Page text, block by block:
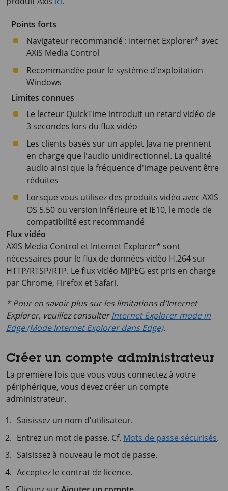
Points forts
Navigateur recommandé : Internet Explorer* avec
AXIS Media Control
Recommandée pour le système d'exploitation
Windows
Limites connues
Le lecteur QuickTime introduit un retard vidéo de
3 secondes lors du flux vidéo
Les clients basés sur un applet Java ne prennent
en charge que l'audio unidirectionnel. La qualité
audio ainsi que la fréquence d'image peuvent être
réduites
Lorsque vous utilisez des produits vidéo avec AXIS
OS 5.50 ou version inférieure et IE10, le mode de
compatibilité est recommandé
Flux vidéo
AXIS Media Control et Internet Explorer* sont
nécessaires pour le flux de données vidéo H.264 sur
HTTP/RTSP/RTP. Le flux vidéo MJPEG est pris en charge
par Chrome, Firefox et Safari.
* Pour en savoir plus sur les limitations d'Internet
Explorer, veuillez consulterInternet Explorer mode in
Edge (Mode Internet Explorer dans Edge).
Créer un compte administrateur
La première fois que vous vous connectez à votre
périphérique, vous devez créer un compte
administrateur.
Saisissez un nom d'utilisateur.
Entrez un mot de passe. Cf. Mots de passe sécurisés.
Saisissez à nouveau le mot de passe.
Acceptez le contrat de licence.